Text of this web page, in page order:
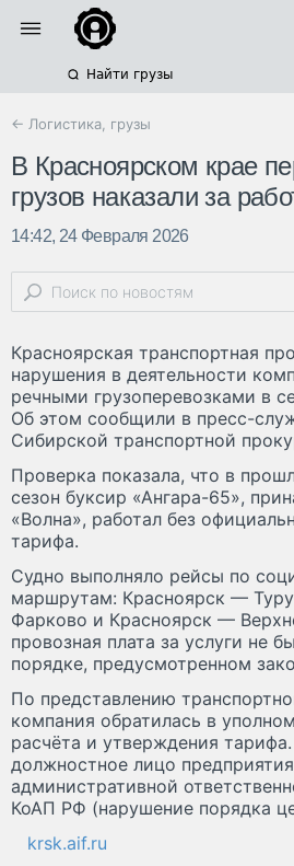
Найти грузы
← Логистика, грузы
В Красноярском крае
грузов наказали за
14:42, 24 Февраля 2026
Красноярская транспортная
нарушения в деятельности
речными грузоперевозками в
Об этом сообщили в пресс-
Сибирской транспортной
Проверка показала, что в
сезон буксир «Ангара-65»,
«Волна», работал без
тарифа.
Судно выполняло рейсы по
маршрутам: Красноярск —
Фарково и Красноярск —
провозная плата за услуги не
порядке, предусмотренном
По представлению
компания обратилась в
расчёта и утверждения
должностное лицо
административной
КоАП РФ (нарушение порядка
krsk.aif.ru